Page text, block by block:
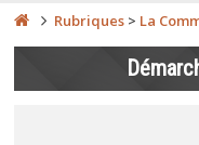
Rubriques > La